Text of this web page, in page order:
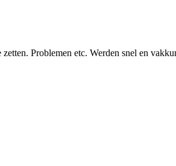
Problemen etc. Werden snel en